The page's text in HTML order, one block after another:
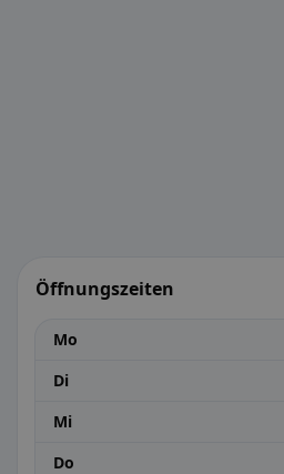
Öffnungszeiten
Mo
Di
Mi
Do